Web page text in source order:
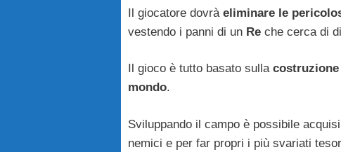
Il giocatore dovrà eliminare le
vestendo i panni di un Re che cerca di
Il gioco è tutto basato sulla
mondo.
Sviluppando il campo è possibile
nemici e per far propri i più svariati